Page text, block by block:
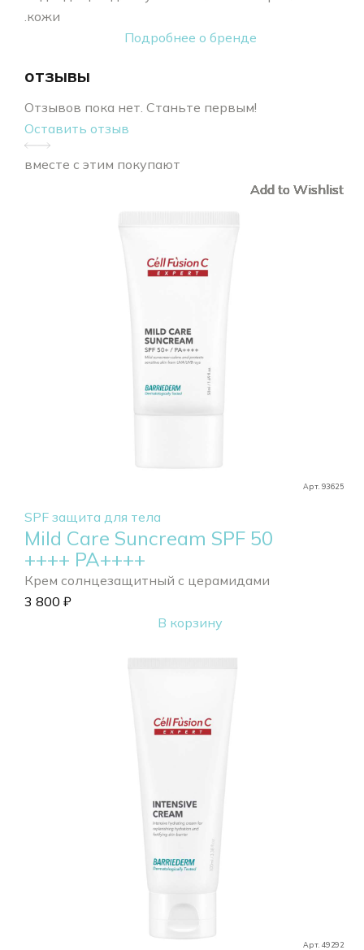
кожи.
Подробнее о бренде
отзывы
Отзывов пока нет. Станьте первым!
Оставить отзыв
вместе с этим покупают
Арт. 93625
Add to Wishlist
SPF защита для тела
Mild Care Suncream SPF 50
++++ РА++++
Крем солнцезащитный с церамидами
3 800 ₽
В корзину
Арт. 49292
Add to Wishlist
Add to Wishlist
Add to Wishlist
Add to Wishlist
Add to Wishlist
Add to Wishlist
Add to Wishlist
Add to Wishlist
Add to Wishlist
Add to Wishlist
Add to Wishlist